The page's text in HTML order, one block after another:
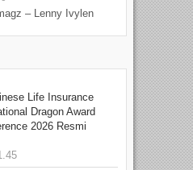
– Lenny Ivylen
Life Insurance
Dragon Award
2026 Resmi